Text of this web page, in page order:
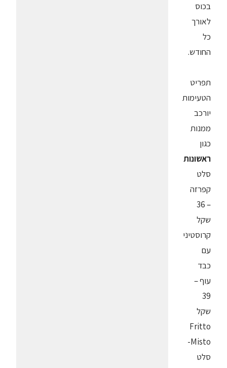
בכוס
לאורך
כל
החודש.
תפריט
הטעימות
יורכב
ממנות
כגון
ראשונות
סלט
קפרזה
– 36
שקל
קרוסטיני
עם
כבד
עוף –
39
שקל
Fritto
Misto-
סלט